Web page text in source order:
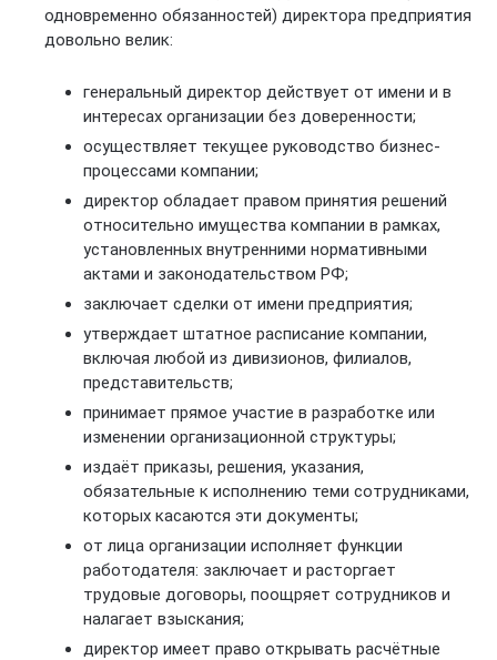
одновременно обязанностей) директора предприятия
довольно велик:
генеральный директор действует от имени и в
интересах организации без доверенности;
осуществляет текущее руководство бизнес-
процессами компании;
директор обладает правом принятия решений
относительно имущества компании в рамках,
установленных внутренними нормативными
актами и законодательством РФ;
заключает сделки от имени предприятия;
утверждает штатное расписание компании,
включая любой из дивизионов, филиалов,
представительств;
принимает прямое участие в разработке или
изменении организационной структуры;
издаёт приказы, решения, указания,
обязательные к исполнению теми сотрудниками,
которых касаются эти документы;
от лица организации исполняет функции
работодателя: заключает и расторгает
трудовые договоры, поощряет сотрудников и
налагает взыскания;
директор имеет право открывать расчётные